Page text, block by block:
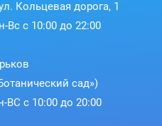
Кольцевая дорога, 1
Вс с 10:00 до 22:00
сад»)
ВС с 10:00 до 20:00